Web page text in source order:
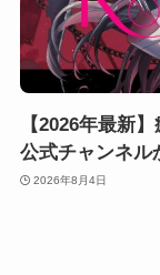
【2026年最新
公式チャンネル
2026年8月4日